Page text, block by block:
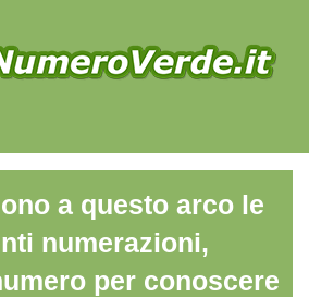
a questo arco le
numerazioni,
per conoscere